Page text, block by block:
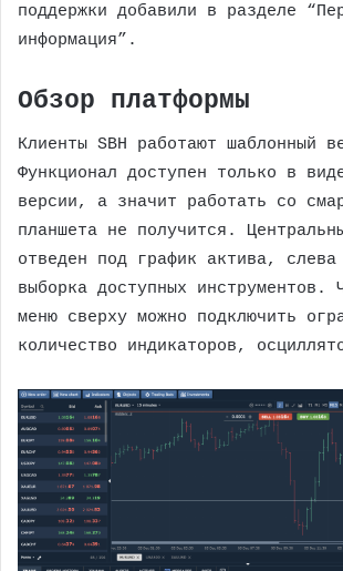
поддержки добавили в разделе
информация”.
Обзор платформы
Клиенты SBH работают шаблонный
Функционал доступен только в
версии, а значит работать со
планшета не получится.
отведен под график актива, слева
выборка доступных инструментов.
меню сверху можно подключить
количество индикаторов,